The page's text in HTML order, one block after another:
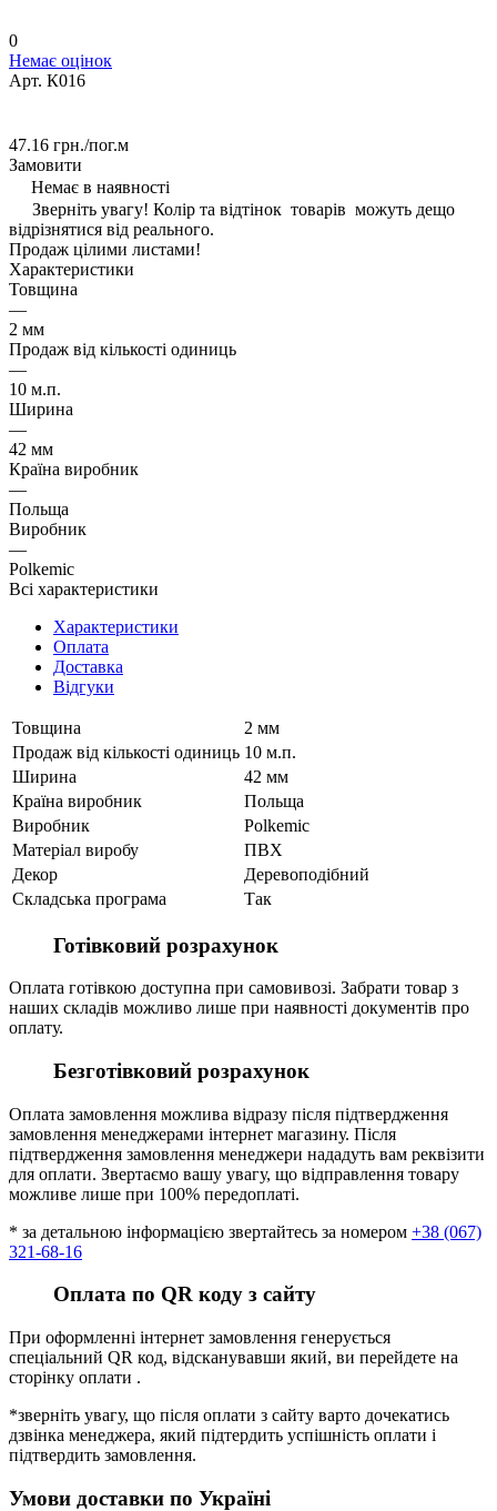
0
Немає оцінок
Арт. К016
47.16 грн./пог.м
Замовити
Немає в наявності
Зверніть увагу! Колір та відтінок товарів можуть дещо
відрізнятися від реального.
Продаж цілими листами!
Характеристики
Товщина
—
2 мм
Продаж від кількості одиниць
—
10 м.п.
Ширина
—
42 мм
Країна виробник
—
Польща
Виробник
—
Polkemic
Всі характеристики
Характеристики
Оплата
Доставка
Відгуки
Товщина
2 мм
Продаж від кількості одиниць 10 м.п.
Ширина
42 мм
Країна виробник
Польща
Виробник
Polkemic
Матеріал виробу
ПВХ
Декор
Деревоподібний
Складська програма
Так
Готівковий розрахунок
Оплата готівкою доступна при самовивозі. Забрати товар з
наших складів можливо лише при наявності документів про
оплату.
Безготівковий розрахунок
Оплата замовлення можлива відразу після підтвердження
замовлення менеджерами інтернет магазину. Після
підтвердження замовлення менеджери нададуть вам реквізити
для оплати. Звертаємо вашу увагу, що відправлення товару
можливе лише при 100% передоплаті.
* за детальною інформацією звертайтесь за номером +38 (067)
321-68-16
Оплата по QR коду з сайту
При оформленні інтернет замовлення генерується
спеціальний QR код, відсканувавши який, ви перейдете на
сторінку оплати .
*зверніть увагу, що після оплати з сайту варто дочекатись
дзвінка менеджера, який підтердить успішність оплати і
підтвердить замовлення.
Умови доставки по Україні